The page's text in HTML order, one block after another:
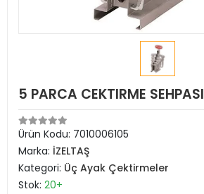
5 PARCA CEKTIRME SEHPASI
Ürün Kodu: 7010006105
Marka: İZELTAŞ
Kategori: Üç Ayak Çektirmeler
Stok: 20+